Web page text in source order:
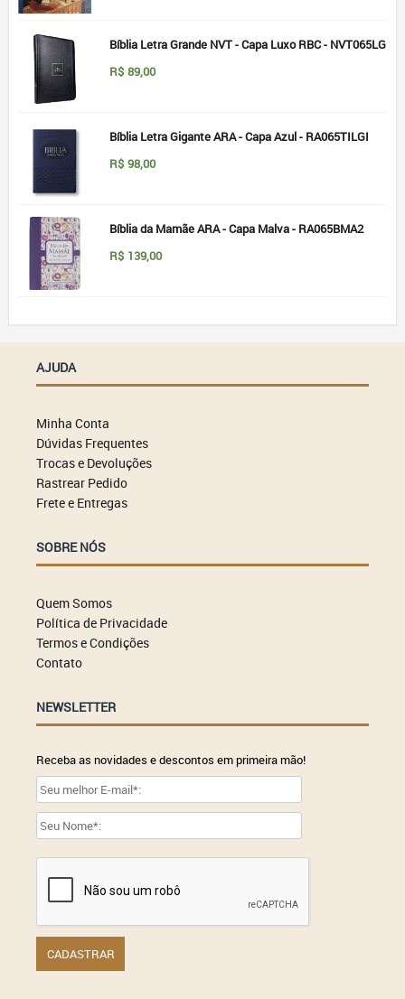
Bíblia Letra Grande NVT - Capa Luxo RBC - NVT065LG
R$ 89,00
Bíblia Letra Gigante ARA - Capa Azul - RA065TILGI
R$ 98,00
Bíblia da Mamãe ARA - Capa Malva - RA065BMA2
R$ 139,00
AJUDA
Minha Conta
Dúvidas Frequentes
Trocas e Devoluções
Rastrear Pedido
Frete e Entregas
SOBRE NÓS
Quem Somos
Política de Privacidade
Termos e Condições
Contato
NEWSLETTER
Receba as novidades e descontos em primeira mão!